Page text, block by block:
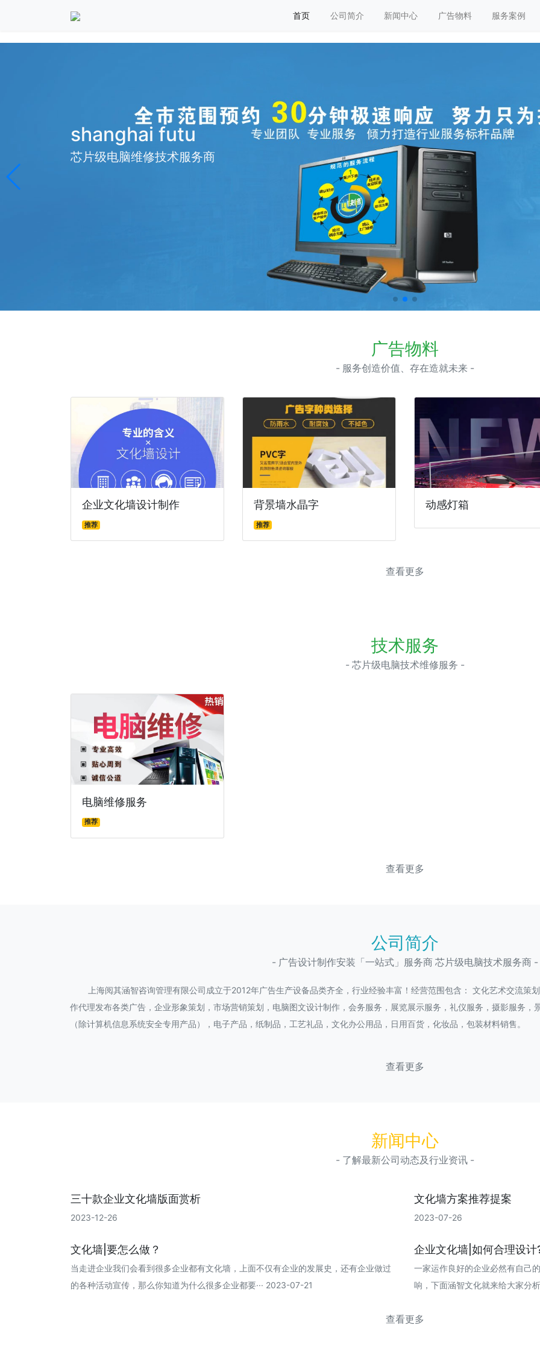
首页 公司简介 新闻中心 广告物料 服务案例
shanghai futu
芯片级电脑维修技术服务商
广告物料
- 服务创造价值、存在造就未来 -
企业文化墙设计制作
推荐
背景墙水晶字
推荐
动感灯箱
查看更多
技术服务
- 芯片级电脑技术维修服务 -
电脑维修服务
推荐
查看更多
公司简介
- 广告设计制作安装「一站式」服务商 芯片级电脑技术服务商 -
上海阅其涵智咨询管理有限公司成立于2012年广告生产设备品类齐全，行业经验丰富！经营范围包含： 文化艺术交流策
作代理发布各类广告，企业形象策划，市场营销策划，电脑图文设计制作，会务服务，展览展示服务，礼仪服务，摄影服务
（除计算机信息系统安全专用产品），电子产品，纸制品，工艺礼品，文化办公用品，日用百货，化妆品，包装材料销售。
查看更多
新闻中心
- 了解最新公司动态及行业资讯 -
三十款企业文化墙版面赏析
2023-12-26
文化墙方案推荐提案
2023-07-26
文化墙|要怎么做？
当走进企业我们会看到很多企业都有文化墙，上面不仅有企业的发展史，还有企业做过
的各种活动宣传，那么你知道为什么很多企业都要··· 2023-07-21
企业文化墙|如何合理设计
一家运作良好的企业必然有自己
响，下面涵智文化就来给大家分
查看更多